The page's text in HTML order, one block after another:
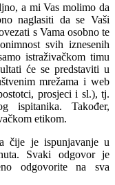
a mi Vas molimo da
naglasiti da se Vaši
s Vama osobno te
svih iznesenih
istraživačkom timu
će se predstaviti u
mrežama i web
prosjeci i sl.), tj.
ispitanika. Također,
etikom.
čije je ispunjavanje u
Svaki odgovor je
odgovorite na sva